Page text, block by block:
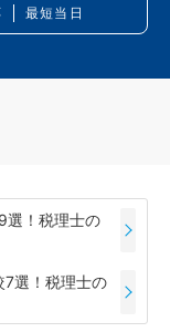
最短当日
選！税理士の
7選！税理士の